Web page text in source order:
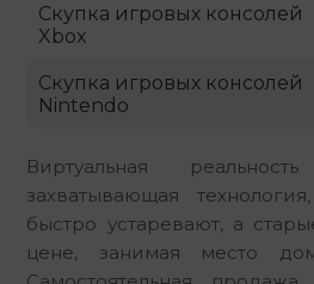
Виртуальная
захватывающая
быстро устаревают, а
цене, занимая место
Скупка игровых консолей
Xbox
Скупка игровых консолей
Nintendo